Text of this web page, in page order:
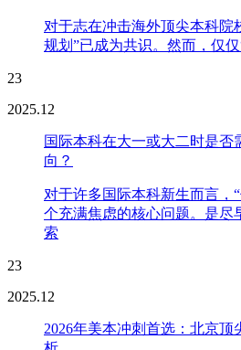
对于志在冲击海外顶尖本科院
规划”已成为共识。然而，仅
23
2025.12
国际本科在大一或大二时是否
向？
对于许多国际本科新生而言，
个充满焦虑的核心问题。是尽
索
23
2025.12
2026年美本冲刺首选：北京